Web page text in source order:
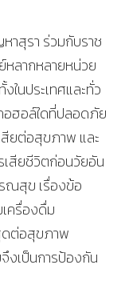
าสุรา ร่วมกับราช
ลากหลายหน่วย
ในประเทศและทั่ว
อฮอล์ใดที่ปลอดภัย
ยต่อสุขภาพ และ
เสียชีวิตก่อนวัยอัน
ณสุข เรื่องข้อ
ครื่องดื่ม
ต่อสุขภาพ
งเป็นการป้องกัน